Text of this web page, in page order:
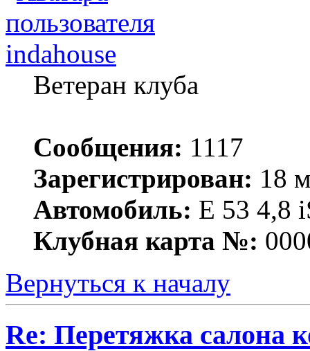
indahouse
Ветеран клуба
Сообщения: 1117
Зарегистрирован: 18
Автомобиль: Е 53 4,8
Клубная карта №:
Вернуться к началу
Re: Перетяжка салона